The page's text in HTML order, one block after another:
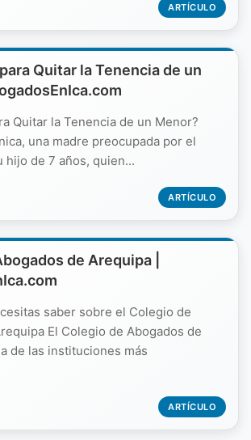
ARTÍCULO
Quitar la Tenencia de un
Quitar la Tenencia de un Menor?
una madre preocupada por el
hijo de 7 años, quien...
ARTÍCULO
de Arequipa |
saber sobre el Colegio de
El Colegio de Abogados de
de las instituciones más
ARTÍCULO